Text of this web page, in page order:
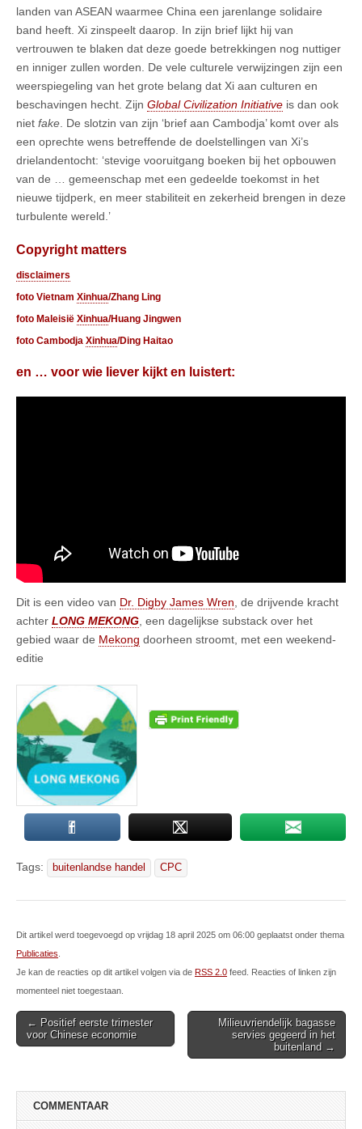
landen van ASEAN waarmee China een jarenlange solidaire
band heeft. Xi zinspeelt daarop. In zijn brief lijkt hij van
vertrouwen te blaken dat deze goede betrekkingen nog nuttiger
en inniger zullen worden. De vele culturele verwijzingen zijn een
weerspiegeling van het grote belang dat Xi aan culturen en
beschavingen hecht. Zijn Global Civilization Initiative is dan ook
niet fake . De slotzin van zijn ‘brief aan Cambodja’ komt over als
een oprechte wens betreffende de doelstellingen van Xi’s
drielandentocht: ‘stevige vooruitgang boeken bij het opbouwen
van de … gemeenschap met een gedeelde toekomst in het
nieuwe tijdperk, en meer stabiliteit en zekerheid brengen in deze
turbulente wereld.’
Copyright matters
disclaimers
foto Vietnam Xinhua/Zhang Ling
foto Maleisië Xinhua/Huang Jingwen
foto Cambodja Xinhua/Ding Haitao
en … voor wie liever kijkt en luistert:
Dit is een video van Dr. Digby James Wren, de drijvende kracht
achter LONG MEKONG, een dagelijkse substack over het
gebied waar de Mekong doorheen stroomt, met een weekend-
editie
Tags: buitenlandse handel CPC
Dit artikel werd toegevoegd op vrijdag 18 april 2025 om 06:00 geplaatst onder thema
Publicaties
Je kan de reacties op dit artikel volgen via de RSS 2.0 feed. Reacties of linken zijn
momenteel niet toegestaan.
Post
navigation
← Positief eerste trimester
voor Chinese economie
Milieuvriendelijk bagasse
servies gegeerd in het
buitenland →
COMMENTAAR